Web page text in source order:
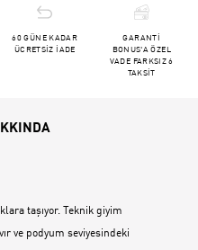
60 GÜNE KADAR
ÜCRETSİZ İADE
GARANTİ
BONUS'A ÖZEL
VADE FARKSIZ 6
TAKSİT
taşıyor. Teknik giyim
ve podyum seviyesindeki